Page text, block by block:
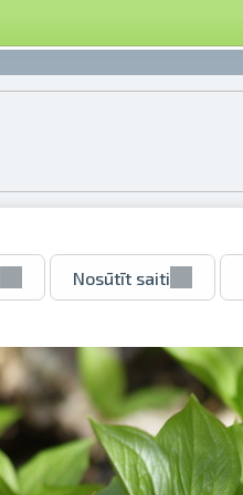
Nosūtīt saiti